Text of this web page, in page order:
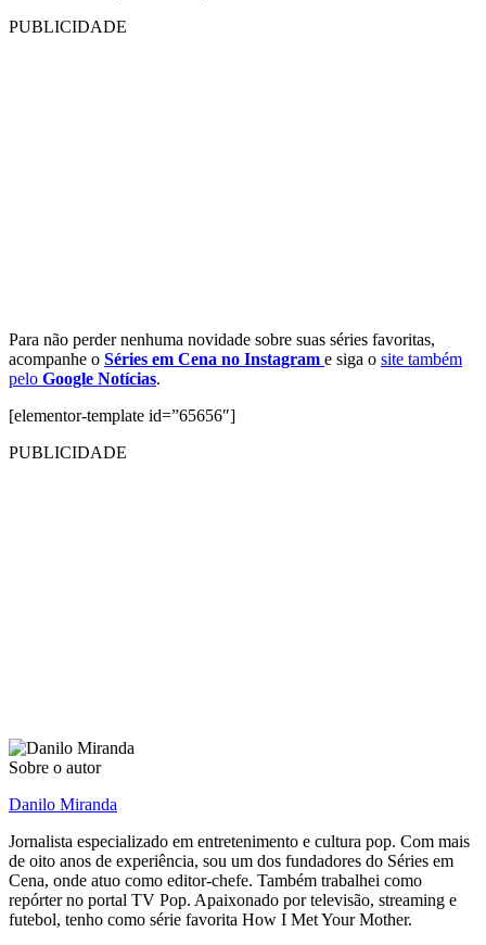
PUBLICIDADE
Para não perder nenhuma novidade sobre suas séries favoritas,
acompanhe o Séries em Cena no Instagram e siga o site também
pelo Google Notícias.
[elementor-template id=”65656″]
PUBLICIDADE
Sobre o autor
Danilo Miranda
Jornalista especializado em entretenimento e cultura pop. Com mais
de oito anos de experiência, sou um dos fundadores do Séries em
Cena, onde atuo como editor-chefe. Também trabalhei como
repórter no portal TV Pop. Apaixonado por televisão, streaming e
futebol, tenho como série favorita How I Met Your Mother.